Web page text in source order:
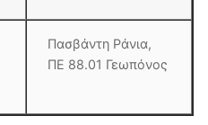
Πασβάντη Ράνια,
ΠΕ 88.01 Γεωπόνος